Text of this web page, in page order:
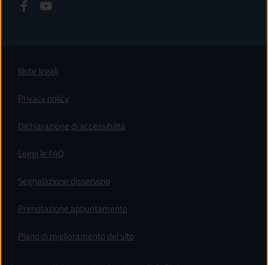
Note legali
Privacy policy
Dichiarazione di accessibilità
Leggi le FAQ
Segnalazione disservizio
Prenotazione appuntamento
Piano di miglioramento del sito